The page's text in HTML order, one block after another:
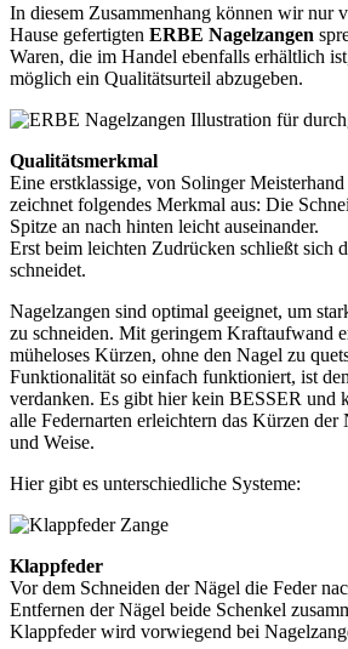
In diesem Zusammenhang können wir nur
Hause gefertigten ERBE Nagelzangen
Waren, die im Handel ebenfalls erhältlich
möglich ein Qualitätsurteil abzugeben.
Qualitätsmerkmal
Eine erstklassige, von Solinger
zeichnet folgendes Merkmal aus: Die
Spitze an nach hinten leicht auseinander.
Erst beim leichten Zudrücken schließt sich
schneidet.
Nagelzangen sind optimal geeignet, um
zu schneiden. Mit geringem Kraftaufwand
müheloses Kürzen, ohne den Nagel zu
Funktionalität so einfach funktioniert, ist
verdanken. Es gibt hier kein BESSER
alle Federnarten erleichtern das Kürzen
und Weise.
Hier gibt es unterschiedliche Systeme:
Klappfeder
Vor dem Schneiden der Nägel die Feder
Entfernen der Nägel beide Schenkel
Klappfeder wird vorwiegend bei